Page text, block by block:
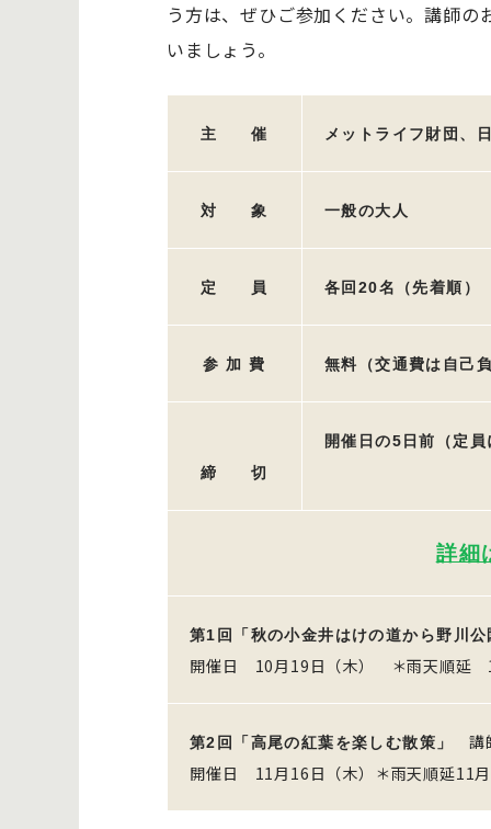
う方は、ぜひご参加ください。講師
いましょう。
主 催 メットライフ財団、
対 象 一般の大人
定 員 各回20名（先着順）
参 加 費 無料（交通費は自己
締 切
開催日の5日前（定
詳細
第1回「秋の小金井はけの道から野川
開催日 10月19日（木） ＊雨天順延
第2回「高尾の紅葉を楽しむ散策」
講
開催日 11月16日（木）＊雨天順延11